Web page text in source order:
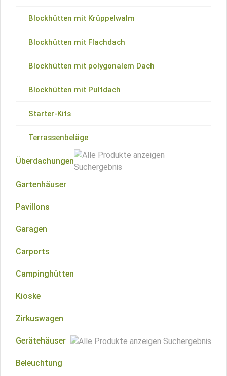
Blockhütten mit Krüppelwalm
Blockhütten mit Flachdach
Blockhütten mit polygonalem Dach
Blockhütten mit Pultdach
Starter-Kits
Terrassenbeläge
Überdachungen
Flachdachüberdachungen
Satteldachüberdachungen
Scheunen
Veranden
Aluminiumüberdachungen
Gartenhäuser
Pavillons
Garagen
Carports
Campinghütten
Kioske
Zirkuswagen
Gerätehäuser
Gerätehäuser aus Holz
Beleuchtung